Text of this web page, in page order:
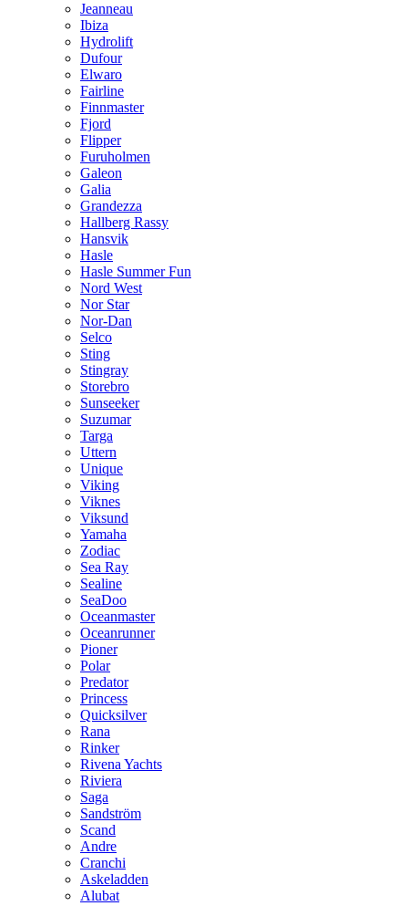
Jeanneau
Ibiza
Hydrolift
Dufour
Elwaro
Fairline
Finnmaster
Fjord
Flipper
Furuholmen
Galeon
Galia
Grandezza
Hallberg Rassy
Hansvik
Hasle
Hasle Summer Fun
Nord West
Nor Star
Nor-Dan
Selco
Sting
Stingray
Storebro
Sunseeker
Suzumar
Targa
Uttern
Unique
Viking
Viknes
Viksund
Yamaha
Zodiac
Sea Ray
Sealine
SeaDoo
Oceanmaster
Oceanrunner
Pioner
Polar
Predator
Princess
Quicksilver
Rana
Rinker
Rivena Yachts
Riviera
Saga
Sandström
Scand
Andre
Cranchi
Askeladden
Alubat